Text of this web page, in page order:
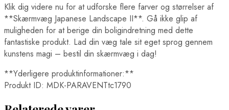
Klik dig videre nu for at udforske flere farver og størrelser af
**Skærmvæg Japanese Landscape II**. Gå ikke glip af
muligheden for at berige din boligindretning med dette
fantastiske produkt. Lad din væg tale sit eget sprog gennem
kunstens magi – bestil din skærmvæg i dag!
**Yderligere produktinformationer:**
Produkt ID: MDK-PARAVENTtc1790